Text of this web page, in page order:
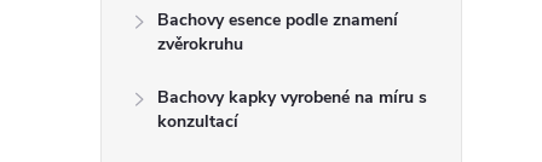
Bachovy esence podle znamení
zvěrokruhu
Bachovy kapky vyrobené na míru s
konzultací